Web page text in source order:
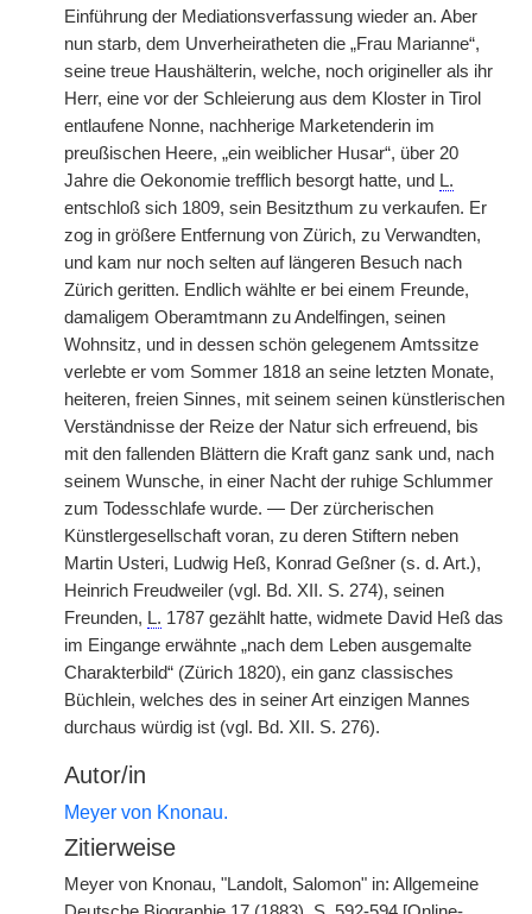
Einführung der Mediationsverfassung wieder an. Aber
nun starb, dem Unverheiratheten die „Frau Marianne“,
seine treue Haushälterin, welche, noch origineller als ihr
Herr, eine vor der Schleierung aus dem Kloster in Tirol
entlaufene Nonne, nachherige Marketenderin im
preußischen Heere, „ein weiblicher Husar“, über 20
Jahre die Oekonomie trefflich besorgt hatte, und L.
entschloß sich 1809, sein Besitzthum zu verkaufen. Er
zog in größere Entfernung von Zürich, zu Verwandten,
und kam nur noch selten auf längeren Besuch nach
Zürich geritten. Endlich wählte er bei einem Freunde,
damaligem Oberamtmann zu Andelfingen, seinen
Wohnsitz, und in dessen schön gelegenem Amtssitze
verlebte er vom Sommer 1818 an seine letzten Monate,
heiteren, freien Sinnes, mit seinem seinen künstlerischen
Verständnisse der Reize der Natur sich erfreuend, bis
mit den fallenden Blättern die Kraft ganz sank und, nach
seinem Wunsche, in einer Nacht der ruhige Schlummer
zum Todesschlafe wurde. — Der zürcherischen
Künstlergesellschaft voran, zu deren Stiftern neben
Martin Usteri, Ludwig Heß, Konrad Geßner (s. d. Art.),
Heinrich Freudweiler (vgl. Bd. XII. S. 274), seinen
Freunden, L. 1787 gezählt hatte, widmete David Heß das
im Eingange erwähnte „nach dem Leben ausgemalte
Charakterbild“ (Zürich 1820), ein ganz classisches
Büchlein, welches des in seiner Art einzigen Mannes
durchaus würdig ist (vgl. Bd. XII. S. 276).
Autor/in
Meyer von Knonau.
Zitierweise
Meyer von Knonau, "Landolt, Salomon" in: Allgemeine